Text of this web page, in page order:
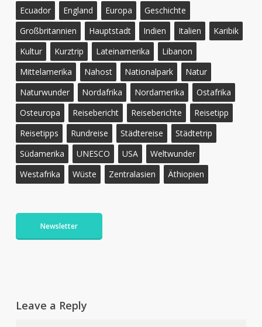
Ecuador England Europa
Geschichte
Großbritannien
Hauptstadt Indien Italien
Karibik
Kultur
Kurztrip Lateinamerika
Libanon
Mittelamerika
Nahost Nationalpark
Natur
Naturwunder
Nordafrika Nordamerika
Ostafrika
Osteuropa
Reisebericht Reiseberichte
Reisetipp
Reisetipps
Rundreise Städtereise
Städtetrip
Südamerika
UNESCO USA
Weltwunder
Westafrika
Wüste Zentralasien Äthiopien
Newsletter
Leave a Reply